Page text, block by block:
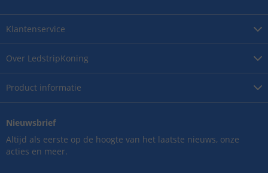
Over LedstripKoning
Product informatie
Klantenservice
Nieuwsbrief
Altijd als eerste op de hoogte van het laatste nieuws, onze
acties en meer.